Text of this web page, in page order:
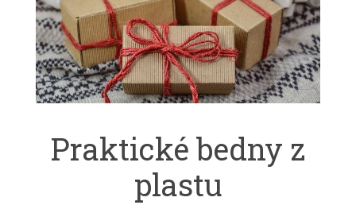
Praktické bedny z
plastu